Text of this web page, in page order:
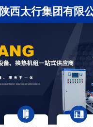
陕西太行集团有限